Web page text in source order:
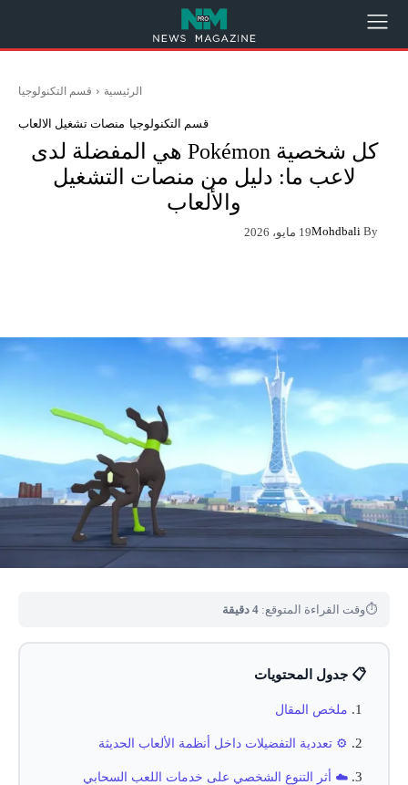
الرئيسية قسم التكنولوجيا
قسم التكنولوجيا منصات تشغيل الالعاب
كل شخصية Pokémon هي المفضلة لدى
لاعب ما: دليل من منصات التشغيل
والألعاب
By
Mohdbali19 مايو، 2026
⏱وقت القراءة المتوقع: 4 دقيقة
📋 جدول المحتويات
ملخص المقال
⚙️ تعددية التفضيلات داخل أنظمة الألعاب الحديثة
☁️ أثر التنوع الشخصي على خدمات اللعب السحابي